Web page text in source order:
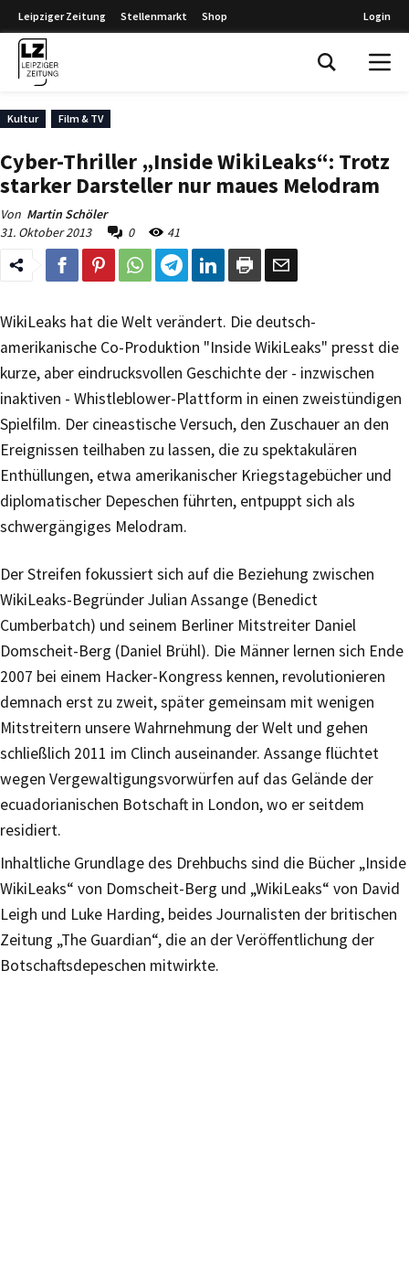
Leipziger Zeitung Stellenmarkt Shop Login
Kultur Film & TV
Cyber-Thriller „Inside WikiLeaks“: Trotz
starker Darsteller nur maues Melodram
Von Martin Schöler
31. Oktober 2013
0 41
WikiLeaks hat die Welt verändert. Die deutsch-
amerikanische Co-Produktion "Inside WikiLeaks" presst die
kurze, aber eindrucksvollen Geschichte der - inzwischen
inaktiven - Whistleblower-Plattform in einen zweistündigen
Spielfilm. Der cineastische Versuch, den Zuschauer an den
Ereignissen teilhaben zu lassen, die zu spektakulären
Enthüllungen, etwa amerikanischer Kriegstagebücher und
diplomatischer Depeschen führten, entpuppt sich als
schwergängiges Melodram.
Der Streifen fokussiert sich auf die Beziehung zwischen
WikiLeaks-Begründer Julian Assange (Benedict
Cumberbatch) und seinem Berliner Mitstreiter Daniel
Domscheit-Berg (Daniel Brühl). Die Männer lernen sich Ende
2007 bei einem Hacker-Kongress kennen, revolutionieren
demnach erst zu zweit, später gemeinsam mit wenigen
Mitstreitern unsere Wahrnehmung der Welt und gehen
schließlich 2011 im Clinch auseinander. Assange flüchtet
wegen Vergewaltigungsvorwürfen auf das Gelände der
ecuadorianischen Botschaft in London, wo er seitdem
residiert.
Inhaltliche Grundlage des Drehbuchs sind die Bücher „Inside
WikiLeaks“ von Domscheit-Berg und „WikiLeaks“ von David
Leigh und Luke Harding, beides Journalisten der britischen
Zeitung „The Guardian“, die an der Veröffentlichung der
Botschaftsdepeschen mitwirkte.